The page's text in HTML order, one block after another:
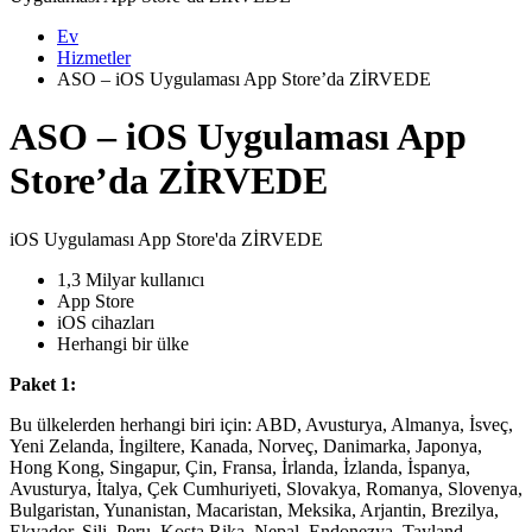
Ev
Hizmetler
ASO – iOS Uygulaması App Store’da ZİRVEDE
ASO – iOS Uygulaması App
Store’da ZİRVEDE
iOS Uygulaması App Store'da ZİRVEDE
1,3 Milyar kullanıcı
App Store
iOS cihazları
Herhangi bir ülke
Paket 1:
Bu ülkelerden herhangi biri için: ABD, Avusturya, Almanya, İsveç,
Yeni Zelanda, İngiltere, Kanada, Norveç, Danimarka, Japonya,
Hong Kong, Singapur, Çin, Fransa, İrlanda, İzlanda, İspanya,
Avusturya, İtalya, Çek Cumhuriyeti, Slovakya, Romanya, Slovenya,
Bulgaristan, Yunanistan, Macaristan, Meksika, Arjantin, Brezilya,